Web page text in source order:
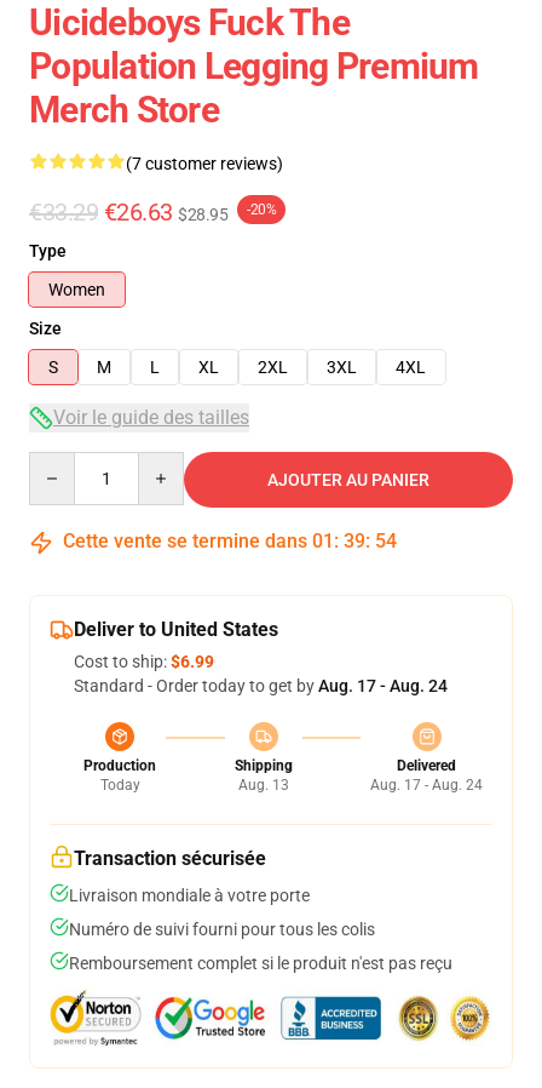
Uicideboys Fuck The
Population Legging Premium
Merch Store
(7 customer reviews)
€33.29 €26.63 $28.95 -20%
Type
Women
Size
S
M L XL 2XL 3XL 4XL
Voir le guide des tailles
AJOUTER AU PANIER
Cette vente se termine dans 01 : 39: 53
Deliver to United States
Cost to ship:$6.99
Standard - Order today to get byAug. 17 - Aug. 24
Production
Today
Shipping
Aug. 13
Delivered
Aug. 17 - Aug. 24
Transaction sécurisée
Livraison mondiale à votre porte
Numéro de suivi fourni pour tous les colis
Remboursement complet si le produit n'est pas reçu